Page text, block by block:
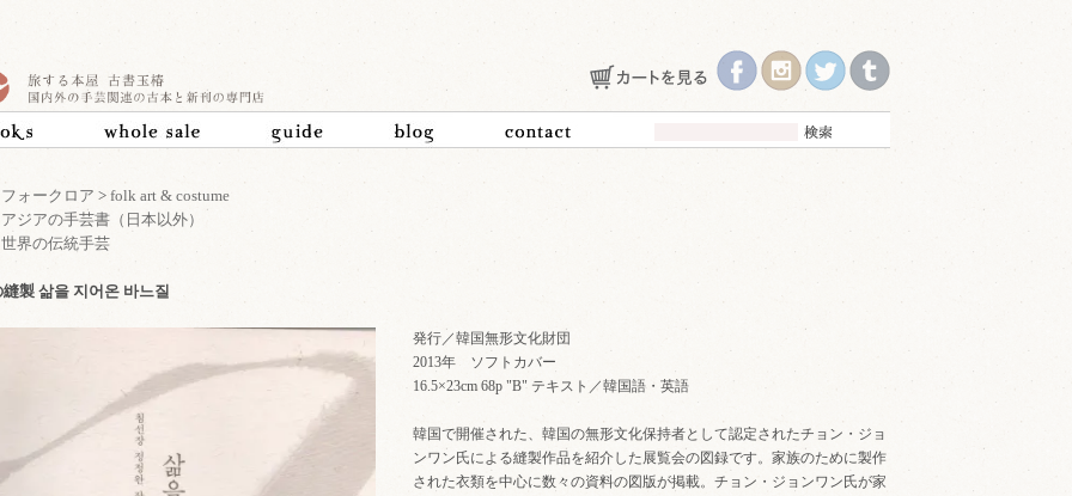
フォークロア > folk art & costume
アジアの手芸書（日本以外）
世界の伝統手芸
製 삶을 지어온 바느질
発行／韓国無形文化財団
2013年 ソフトカバー
16.5×23cm 68p "B" テキスト／韓国語・英語
韓国で開催された、韓国の無形文化保持者として認定されたチョン・ジョ
ンワン氏による縫製作品を紹介した展覧会の図録です。家族のために製作
された衣類を中心に数々の資料の図版が掲載。チョン・ジョンワン氏が家